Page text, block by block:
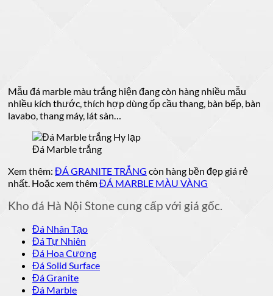
Mẫu đá marble màu trắng hiện đang còn hàng nhiều mẫu
nhiều kích thước, thích hợp dùng ốp cầu thang, bàn bếp, bàn
lavabo, thang máy, lát sàn…
Đá Marble trắng
Xem thêm: ĐÁ GRANITE TRẮNG còn hàng bền đẹp giá rẻ
nhất. Hoặc xem thêmĐÁ MARBLE MÀU VÀNG
Kho đá Hà Nội Stone cung cấp với giá gốc.
Đá Nhân Tạo
Đá Tự Nhiên
Đá Hoa Cương
Đá Solid Surface
Đá Granite
Đá Marble